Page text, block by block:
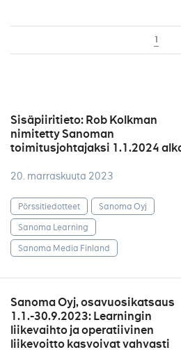
1
Sisäpiiritieto: Rob Kolkman
nimitetty Sanoman
toimitusjohtajaksi 1.1.2024
20. marraskuuta 2023
Pörssitiedotteet
Sanoma Oyj
Sanoma Learning
Sanoma Media Finland
Sanoma Oyj, osavuosikatsaus
1.1.-30.9.2023: Learningin
liikevaihto ja operatiivinen
liikevoitto kasvoivat vahvasti